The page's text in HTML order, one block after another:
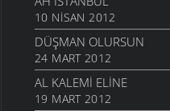
10 NISAN 2012
DÜŞMAN OLURSUN
24 MART 2012
AL KALEMI ELINE
19 MART 2012